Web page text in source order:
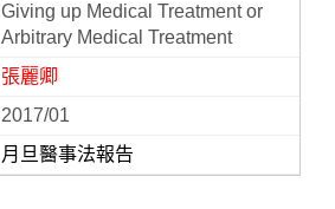
Giving up Medical Treatment or
Arbitrary Medical Treatment
張麗卿
2017/01
月旦醫事法報告